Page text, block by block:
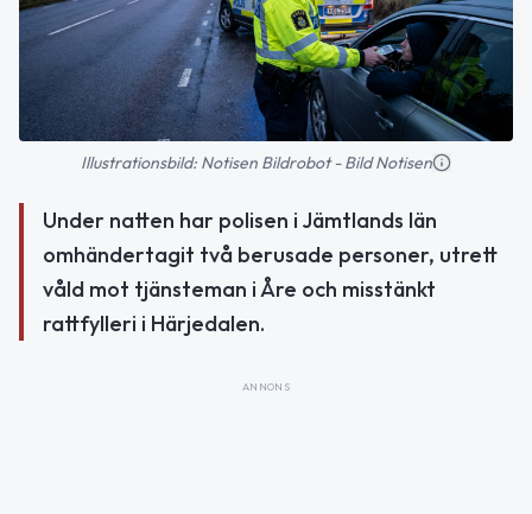
Illustrationsbild: Notisen Bildrobot - Bild Notisen
Under natten har polisen i Jämtlands län
omhändertagit två berusade personer, utrett
våld mot tjänsteman i Åre och misstänkt
rattfylleri i Härjedalen.
ANNONS